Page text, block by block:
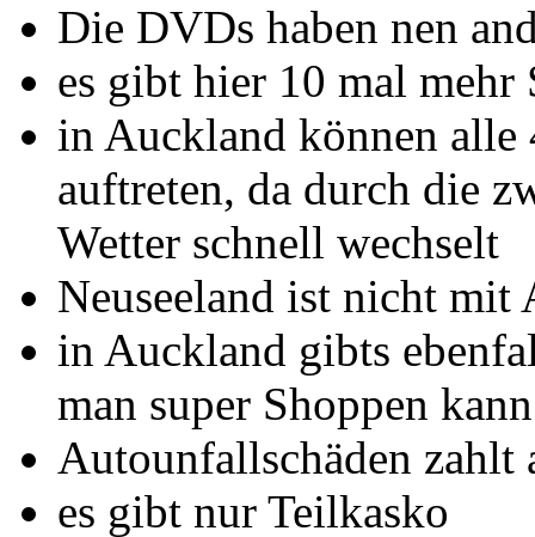
Die DVDs haben nen
es gibt hier 10 mal mehr
in Auckland können alle
auftreten, da durch die
Wetter schnell wechselt
Neuseeland ist nicht mit
in Auckland gibts
man super Shoppen kann
Autounfallschäden zahlt
es gibt nur Teilkasko